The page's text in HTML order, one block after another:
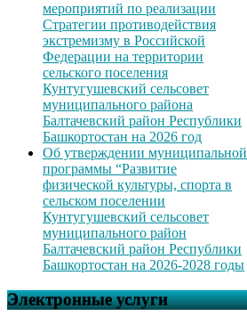
мероприятий по реализации
Стратегии противодействия
экстремизму в Российской
Федерации на территории
сельского поселения
Кунтугушевский сельсовет
муниципального района
Балтачевский район Республики
Башкортостан на 2026 год
Об утверждении муниципальной
программы “Развитие
физической культуры, спорта в
сельском поселении
Кунтугушевский сельсовет
муниципального район
Балтачевский район Республики
Башкортостан на 2026-2028 годы
Электронные услуги